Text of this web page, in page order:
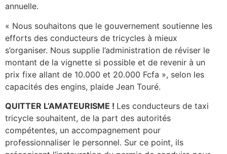
annuelle.
« Nous souhaitons que le gouvernement soutienne les
efforts des conducteurs de tricycles à mieux
s’organiser. Nous supplie l’administration de réviser le
montant de la vignette si possible et de revenir à un
prix fixe allant de 10.000 et 20.000 Fcfa », selon les
capacités des engins, plaide Jean Touré.
QUITTER L’AMATEURISME ! Les conducteurs de taxi
tricycle souhaitent, de la part des autorités
compétentes, un accompagnement pour
professionnaliser le personnel. Sur ce point, ils